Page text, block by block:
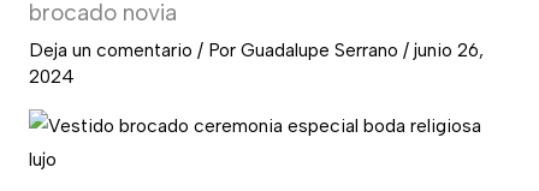
brocado novia
Deja un comentario / Por Guadalupe Serrano / junio 26,
2024